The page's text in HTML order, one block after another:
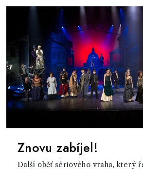
Znovu zabíjel!
Další oběť sériového vraha, který